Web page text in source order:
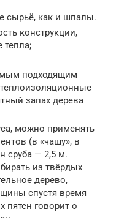
сырьё, как и шпалы.
конструкции,
тепла;
подходящим
запах дерева
можно применять
(в «чашу», в
сруба — 2,5 м.
из твёрдых
дерево,
спустя время
пятен говорит о